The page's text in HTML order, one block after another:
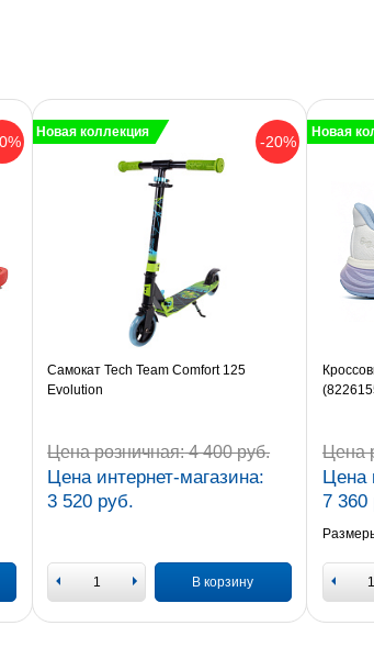
-20%
Новая коллекция
Самокат Tech Team Comfort 125
Evolution
Цена розничная:4 400 руб.
Цена интернет-магазина:
3 520 руб.
В корзину
Новая
Цена
Цена
7 360